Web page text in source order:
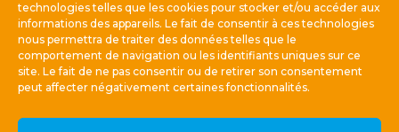
technologies telles que les cookies pour stocker et/ou accéder aux
informations des appareils. Le fait de consentir à ces technologies
nous permettra de traiter des données telles que le
comportement de navigation ou les identifiants uniques sur ce
site. Le fait de ne pas consentir ou de retirer son consentement
peut affecter négativement certaines fonctionnalités.
This is Dual Inventive
Locations